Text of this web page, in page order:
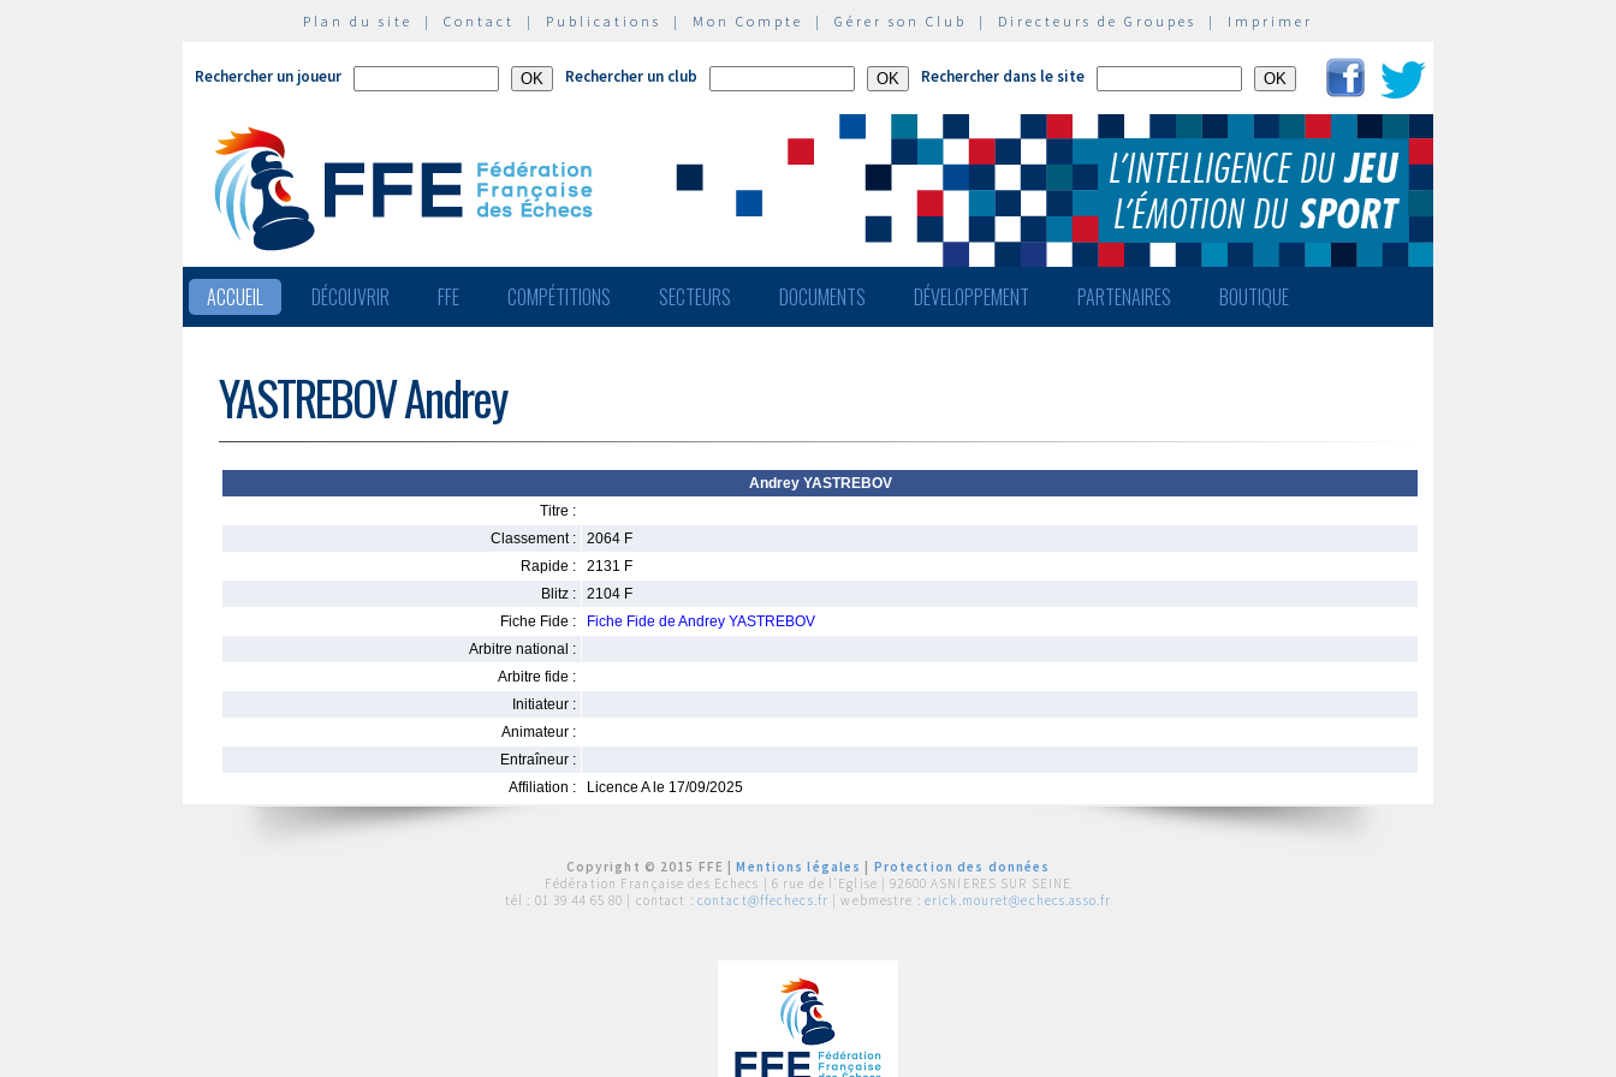
Plan du site | Contact | Publications | Mon Compte | Gérer son Club | Directeurs de Groupes | Imprimer
Rechercher un joueur Rechercher un club Rechercher dans le site
ACCUEIL DÉCOUVRIR FFE COMPÉTITIONS SECTEURS DOCUMENTS DÉVELOPPEMENT PARTENAIRES BOUTIQUE
YASTREBOV Andrey
Andrey YASTREBOV
Titre :
Classement :
2064 F
Rapide :
2131 F
Blitz :
2104 F
Fiche Fide :
Fiche Fide de Andrey YASTREBOV
Arbitre national :
Arbitre fide :
Initiateur :
Animateur :
Entraîneur :
Affiliation :
Licence A le 17/09/2025
Copyright © 2015 FFE |Mentions légales
Protection des données
Fédération Française des Echecs | 6 rue de l'Eglise | 92600 ASNIERES SUR SEINE
tél : 01 39 44 65 80 | contact : contact@ffechecs.fr | webmestre : erick.mouret@echecs.asso.fr